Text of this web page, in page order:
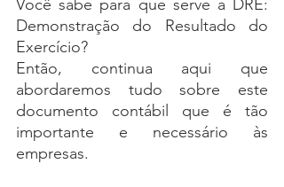
Você sabe para que serve a DRE:
Demonstração do Resultado do
Exercício?
Então, continua aqui que
abordaremos tudo sobre este
documento contábil que é tão
importante e necessário às
empresas.